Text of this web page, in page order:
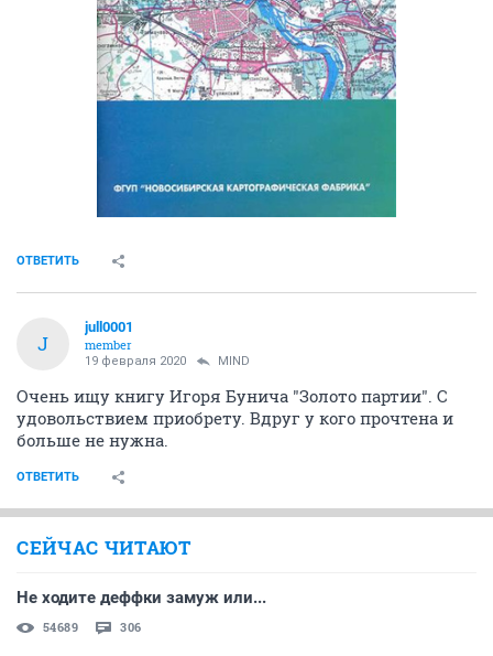
ОТВЕТИТЬ
J
jull0001
member
19 февраля 2020 MIND
Очень ищу книгу Игоря Бунича "Золото партии". С
удовольствием приобрету. Вдруг у кого прочтена и
больше не нужна.
ОТВЕТИТЬ
СЕЙЧАС ЧИТАЮТ
Не ходите деффки замуж или...
54689 306